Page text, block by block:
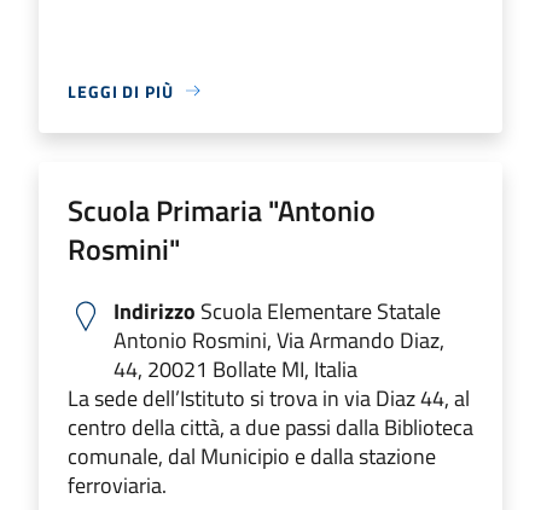
LEGGI DI PIÙ
Scuola Primaria "Antonio
Rosmini"
Indirizzo Scuola Elementare Statale
Antonio Rosmini, Via Armando Diaz,
44, 20021 Bollate MI, Italia
La sede dell’Istituto si trova in via Diaz 44, al
centro della città, a due passi dalla Biblioteca
comunale, dal Municipio e dalla stazione
ferroviaria.